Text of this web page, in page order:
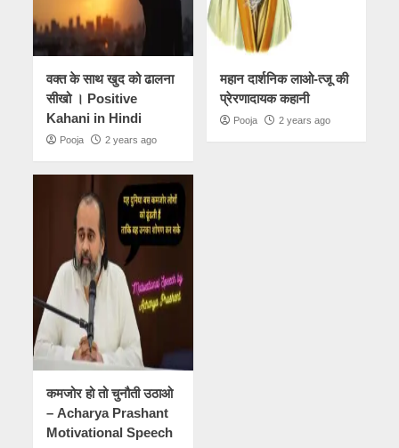
वक्त के साथ खुद को ढालना
सीखो । Positive
Kahani in Hindi
Pooja 2 years ago
महान दार्शनिक लाओ-त्जू की
प्रेरणादायक कहानी
Pooja 2 years ago
कमजोर हो तो चुनौती उठाओ
– Acharya Prashant
Motivational Speech